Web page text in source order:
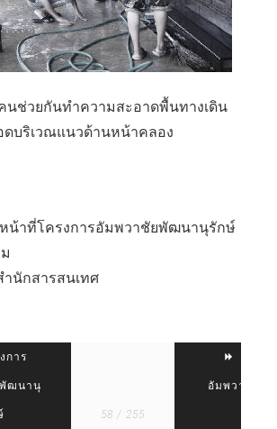
นช่วยกันทำความสะอาดพื้นทางเดิน
ดบริเวณแนวด้านหน้าคลอง
หน้าที่โครงการอัมพวาชัยพัฒนานุรักษ์
ำนักสารสนเทศ
การ
ฒนานุ
58 / 255
อัมพวาชัยพั